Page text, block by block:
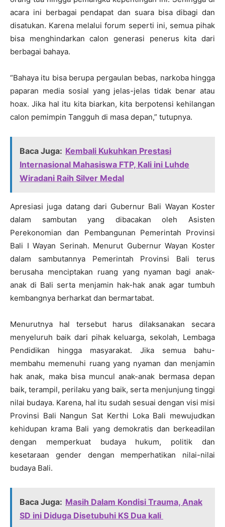
acara ini berbagai pendapat dan suara bisa dibagi dan
disatukan. Karena melalui forum seperti ini, semua pihak
bisa menghindarkan calon generasi penerus kita dari
berbagai bahaya.
“Bahaya itu bisa berupa pergaulan bebas, narkoba hingga
paparan media sosial yang jelas-jelas tidak benar atau
hoax. Jika hal itu kita biarkan, kita berpotensi kehilangan
calon pemimpin Tangguh di masa depan,” tutupnya.
Baca Juga: Kembali Kukuhkan Prestasi
Internasional Mahasiswa FTP, Kali ini Luhde
Wiradani Raih Silver Medal
Apresiasi juga datang dari Gubernur Bali Wayan Koster
dalam sambutan yang dibacakan oleh Asisten
Perekonomian dan Pembangunan Pemerintah Provinsi
Bali I Wayan Serinah. Menurut Gubernur Wayan Koster
dalam sambutannya Pemerintah Provinsi Bali terus
berusaha menciptakan ruang yang nyaman bagi anak-
anak di Bali serta menjamin hak-hak anak agar tumbuh
kembangnya berharkat dan bermartabat.
Menurutnya hal tersebut harus dilaksanakan secara
menyeluruh baik dari pihak keluarga, sekolah, Lembaga
Pendidikan hingga masyarakat. Jika semua bahu-
membahu memenuhi ruang yang nyaman dan menjamin
hak anak, maka bisa muncul anak-anak bermasa depan
baik, terampil, perilaku yang baik, serta menjunjung tinggi
nilai budaya. Karena, hal itu sudah sesuai dengan visi misi
Provinsi Bali Nangun Sat Kerthi Loka Bali mewujudkan
kehidupan krama Bali yang demokratis dan berkeadilan
dengan memperkuat budaya hukum, politik dan
kesetaraan gender dengan memperhatikan nilai-nilai
budaya Bali.
Baca Juga: Masih Dalam Kondisi Trauma, Anak
SD ini Diduga Disetubuhi KS Dua kali